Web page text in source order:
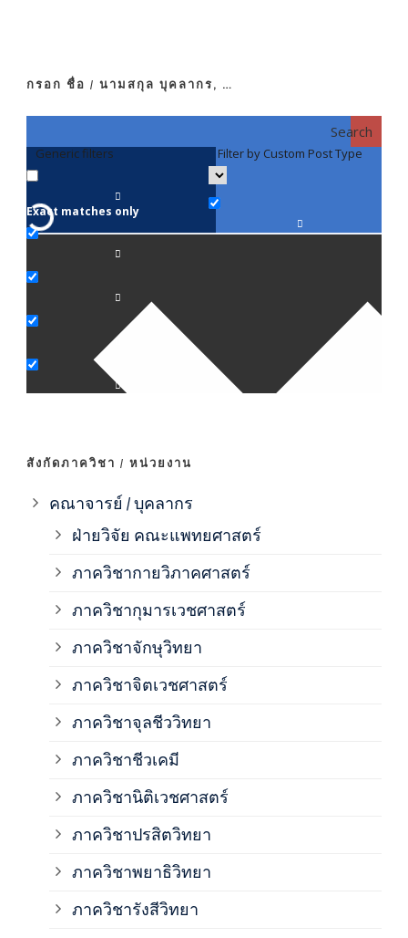
กรอก ชื่อ / นามสกุล บุคลากร, …
Search
Generic filters
Exact matches only
Filter by Custom Post Type
สังกัดภาควิชา / หน่วยงาน
คณาจารย์ / บุคลากร
ฝ่ายวิจัย คณะแพทยศาสตร์
ภาควิชากายวิภาคศาสตร์
ภาควิชากุมารเวชศาสตร์
ภาควิชาจักษุวิทยา
ภาควิชาจิตเวชศาสตร์
ภาควิชาจุลชีววิทยา
ภาควิชาชีวเคมี
ภาควิชานิติเวชศาสตร์
ภาควิชาปรสิตวิทยา
ภาควิชาพยาธิวิทยา
ภาควิชารังสีวิทยา